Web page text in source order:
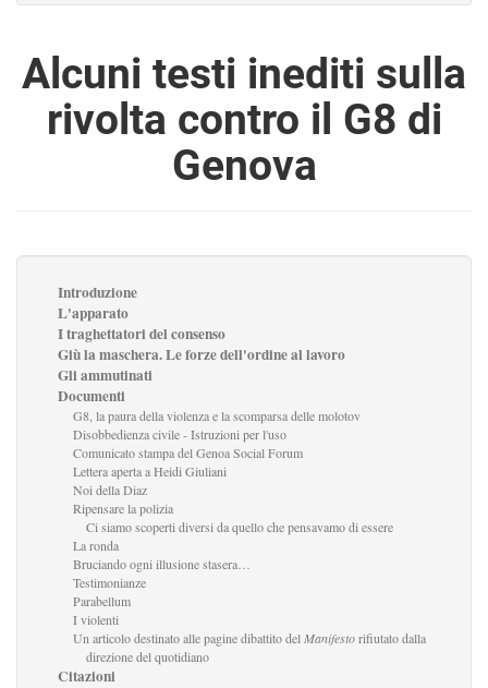
all'impaginatore
per
Alcuni testi inediti sulla
rivolta contro il G8 di
Genova
Introduzione
L'apparato
I traghettatori del consenso
Giù la maschera. Le forze dell'ordine al lavoro
Gli ammutinati
Documenti
G8, la paura della violenza e la scomparsa delle molotov
Disobbedienza civile - Istruzioni per l'uso
Comunicato stampa del Genoa Social Forum
Lettera aperta a Heidi Giuliani
Noi della Diaz
Ripensare la polizia
Ci siamo scoperti diversi da quello che pensavamo di essere
La ronda
Bruciando ogni illusione stasera…
Testimonianze
Parabellum
I violenti
Un articolo destinato alle pagine dibattito del Manifestorifiutato dalla
direzione del quotidiano
Citazioni